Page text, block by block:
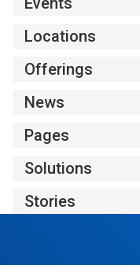
Locations
Offerings
News
Pages
Solutions
Stories